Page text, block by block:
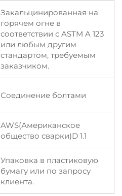
Закальцинированная на
горячем огне в
соответствии с ASTM A 123
или любым другим
стандартом, требуемым
заказчиком.
Соединение болтами
AWS(Американское
общество сварки)D 1.1
Упаковка в пластиковую
бумагу или по запросу
клиента.